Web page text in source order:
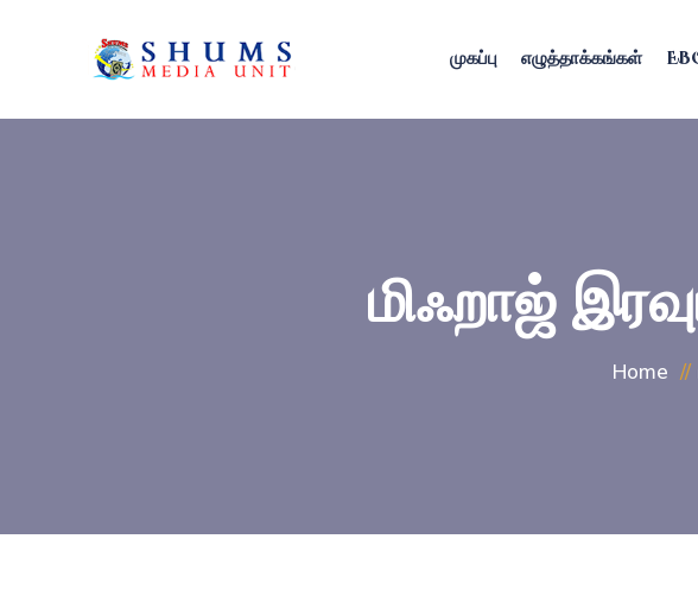
முகப்பு எழுத்தாக்கங்கள்
மிஃறாஜ்
Home